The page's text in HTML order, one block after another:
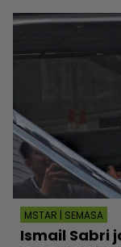
MSTAR | SEMASA
Ismail Sabri